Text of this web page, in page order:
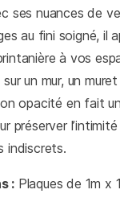
ses nuances de
au fini soigné, il
à vos
un mur, un
opacité en fait
préserver
indiscrets.
: Plaques de 1m x